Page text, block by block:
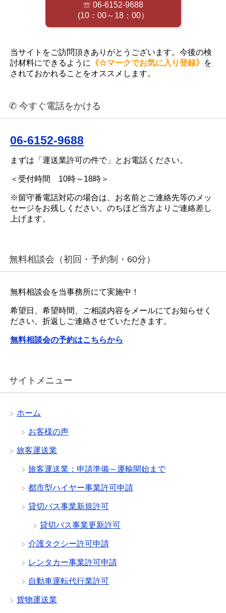
☏ 06-6152-9688
(10：00～18：00）
当サイトをご訪問頂きありがとうございます。今後の検
討材料にできるように
《☆マークでお気に入り登録》 を
されておかれることをオススメします。
✆ 今すぐ電話をかける
06-6152-9688
まずは「運送業許可の件で」とお電話ください。
＜受付時間 10時～18時＞
※留守番電話対応の場合は、お名前とご連絡先等のメッ
セージをお残しください。のちほど当方よりご連絡差し
上げます。
無料相談会（初回・予約制・60分）
無料相談会を当事務所にて実施中！
希望日、希望時間、ご相談内容をメールにてお知らせく
ださい。折返しご連絡させていただきます。
無料相談会の予約はこちらから
サイトメニュー
ホーム
お客様の声
旅客運送業
旅客運送業：申請準備～運輸開始まで
都市型ハイヤー事業許可申請
貸切バス事業新規許可
貸切バス事業更新許可
介護タクシー許可申請
レンタカー事業許可申請
自動車運転代行業許可
貨物運送業